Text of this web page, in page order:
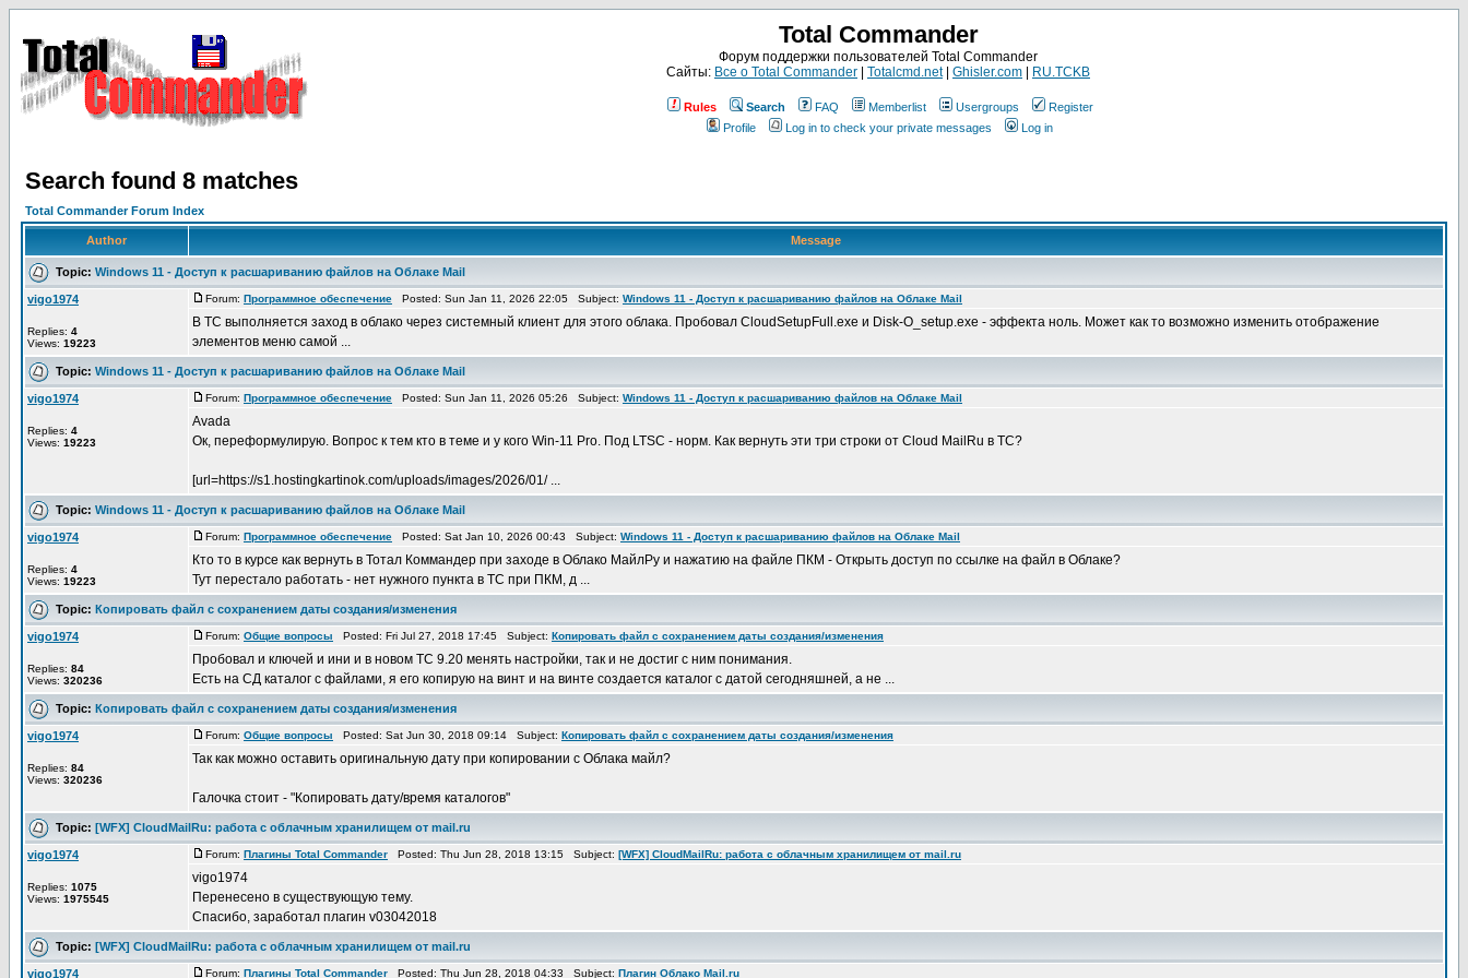
Total Commander
Форум поддержки пользователей Total Commander
Сайты: Все о Total Commander Totalcmd.net| Ghisler.com RU.TCKB
Rules Search FAQ Memberlist Usergroups
Register
Profile
Log in to check your private messages Log in
Search found 8 matches
Total Commander Forum Index
Author Message
Topic: Windows 11 - Доступ к расшариванию файлов на Облаке Mail
vigo1974
Replies: 4
Views: 19223
Forum: Программное обеспечение Posted: Sun Jan 11, 2026 22:05 Subject: Windows 11 - Доступ к расшариванию файлов на Облаке Mail
В TC выполняется заход в облако через системный клиент для этого облака. Пробовал CloudSetupFull.exe и Disk-O_setup.exe - эффекта ноль. Может как то возможно изменить отображение
элементов меню самой ...
Topic: Windows 11 - Доступ к расшариванию файлов на Облаке Mail
vigo1974
Replies: 4
Views: 19223
Forum: Программное обеспечение Posted: Sun Jan 11, 2026 05:26 Subject: Windows 11 - Доступ к расшариванию файлов на Облаке Mail
Avada
Ок, переформулирую. Вопрос к тем кто в теме и у кого Win-11 Pro. Под LTSC - норм. Как вернуть эти три строки от Cloud MailRu в ТС?
[url=https://s1.hostingkartinok.com/uploads/images/2026/01/ ...
Topic: Windows 11 - Доступ к расшариванию файлов на Облаке Mail
vigo1974
Replies: 4
Views: 19223
Forum: Программное обеспечение Posted: Sat Jan 10, 2026 00:43 Subject: Windows 11 - Доступ к расшариванию файлов на Облаке Mail
Кто то в курсе как вернуть в Тотал Коммандер при заходе в Облако МайлРу и нажатию на файле ПКМ - Открыть доступ по ссылке на файл в Облаке?
Тут перестало работать - нет нужного пункта в ТС при ПКМ, д ...
Topic: Копировать файл с сохранением даты создания/изменения
vigo1974
Replies: 84
Views: 320236
Forum: Общие вопросы Posted: Fri Jul 27, 2018 17:45 Subject: Копировать файл с сохранением даты создания/изменения
Пробовал и ключей и ини и в новом ТС 9.20 менять настройки, так и не достиг с ним понимания.
Есть на СД каталог с файлами, я его копирую на винт и на винте создается каталог с датой сегодняшней, а не ...
Topic: Копировать файл с сохранением даты создания/изменения
vigo1974
Replies: 84
Views: 320236
Forum: Общие вопросы Posted: Sat Jun 30, 2018 09:14 Subject: Копировать файл с сохранением даты создания/изменения
Так как можно оставить оригинальную дату при копировании с Облака майл?
Галочка стоит - "Копировать дату/время каталогов"
Topic: [WFX] CloudMailRu: работа с облачным хранилищем от mail.ru
vigo1974
Replies: 1075
Views: 1975545
Forum: Плагины Total Commander Posted: Thu Jun 28, 2018 13:15 Subject: [WFX] CloudMailRu: работа с облачным хранилищем от mail.ru
vigo1974
Перенесено в существующую тему.
Спасибо, заработал плагин v03042018
Topic: [WFX] CloudMailRu: работа с облачным хранилищем от mail.ru
vigo1974 Forum: Плагины Total Commander Posted: Thu Jun 28, 2018 04:33 Subject: Плагин Облако Mail.ru